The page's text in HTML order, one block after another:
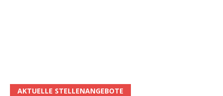
AKTUELLE STELLENANGEBOTE